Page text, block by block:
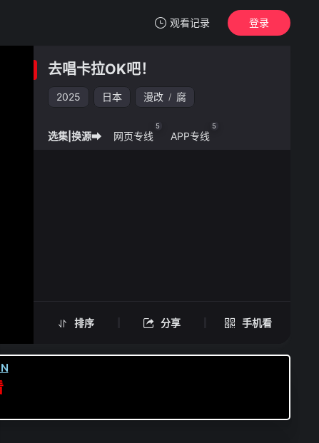
观看记录
我的观影记录
去唱卡拉OK吧！
登录
去唱卡拉OK吧！
2025 日本 漫改 / 腐
排序 分享 手机看
选集|换源➡ 网页专线
5
APP专线
5